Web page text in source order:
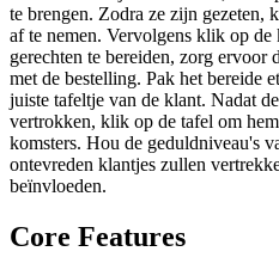
te brengen. Zodra ze zijn gezeten,
af te nemen. Vervolgens klik op de
gerechten te bereiden, zorg ervoor
met de bestelling. Pak het bereide
juiste tafeltje van de klant. Nadat
vertrokken, klik op de tafel om
komsters. Hou de geduldniveau's
ontevreden klantjes zullen
beïnvloeden.
Core Features